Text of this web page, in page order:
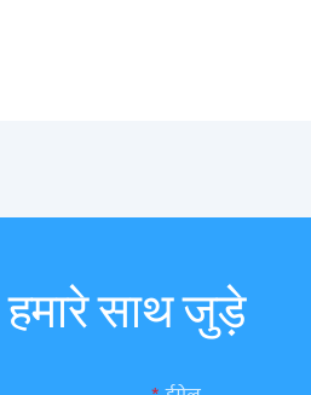
हमारे साथ जुड़े